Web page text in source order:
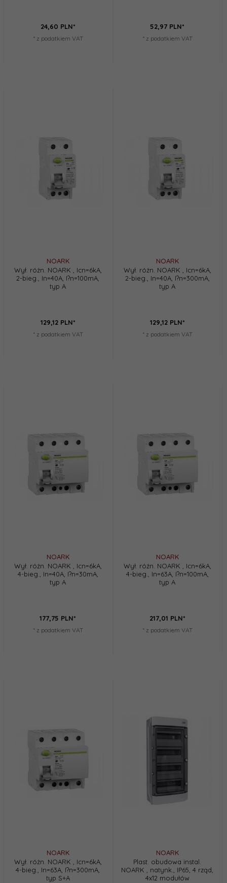
24,60 PLN*
* z podatkiem VAT
52,97 PLN*
* z podatkiem VAT
NOARK
Wył. różn. NOARK , Icn=6kA,
2-bieg., In=40A, I?n=100mA,
typ A
129,12 PLN*
* z podatkiem VAT
NOARK
Wył. różn. NOARK , Icn=6kA,
2-bieg., In=40A, I?n=300mA,
typ A
129,12 PLN*
* z podatkiem VAT
NOARK
Wył. różn. NOARK , Icn=6kA,
4-bieg., In=40A, I?n=30mA,
typ A
177,75 PLN*
* z podatkiem VAT
NOARK
Wył. różn. NOARK , Icn=6kA,
4-bieg., In=63A, I?n=100mA,
typ A
217,01 PLN*
* z podatkiem VAT
NOARK
Wył. różn. NOARK , Icn=6kA,
4-bieg., In=63A, I?n=300mA,
typ S+A
NOARK
Plast. obudowa instal.
NOARK , natynk., IP65, 4 rząd,
4x12 modułów